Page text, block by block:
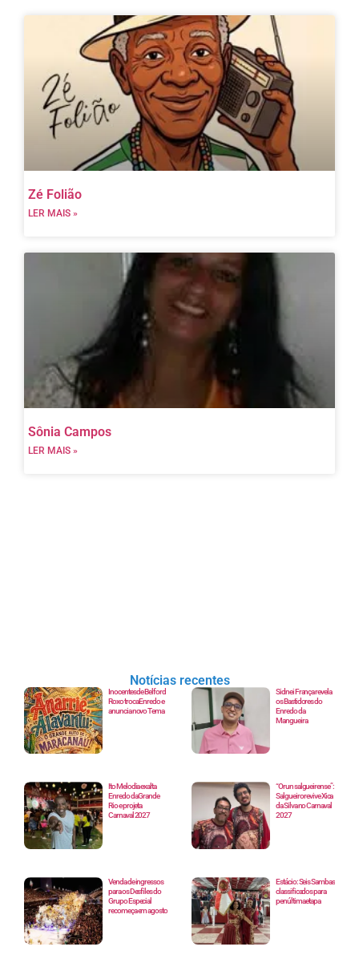
Zé Folião
LER MAIS »
Sônia Campos
LER MAIS »
Notícias recentes
Inocentes de Belford
Roxo troca Enredo e
anuncia novo Tema
Sidnei França revela
os Bastidores do
Enredo da
Mangueira
Ito Melodia exalta
Enredo da Grande
Rio e projeta
Carnaval 2027
“Orun salgueirense”:
Salgueiro revive Xica
da Silva no Carnaval
2027
Venda de ingressos
para os Desfiles do
Grupo Especial
recomeça em agosto
Estácio: Seis Sambas
classificados para
penúltima etapa